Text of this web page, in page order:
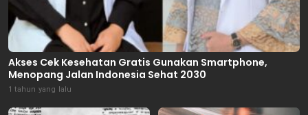
Akses Cek Kesehatan Gratis Gunakan Smartphone,
Menopang Jalan Indonesia Sehat 2030
1 tahun yang lalu